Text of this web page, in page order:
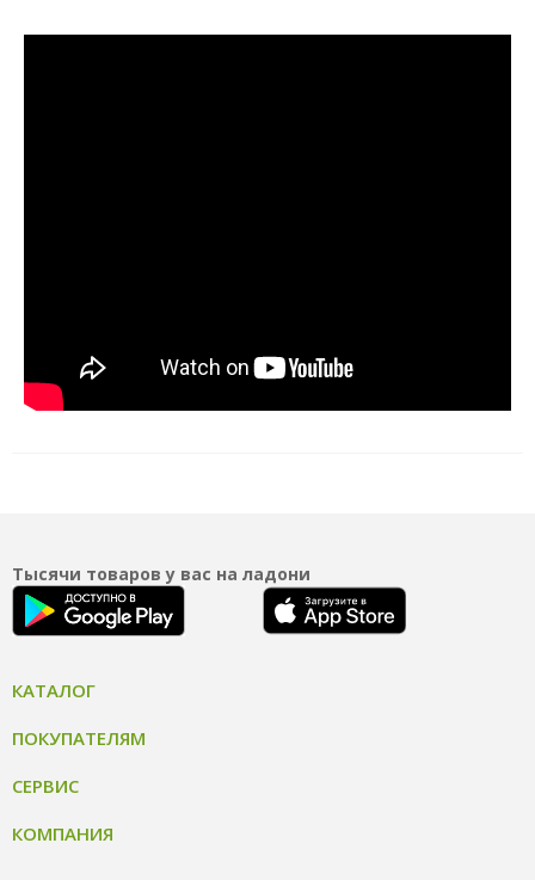
Тысячи товаров у вас на ладони
КАТАЛОГ
ПОКУПАТЕЛЯМ
СЕРВИС
КОМПАНИЯ